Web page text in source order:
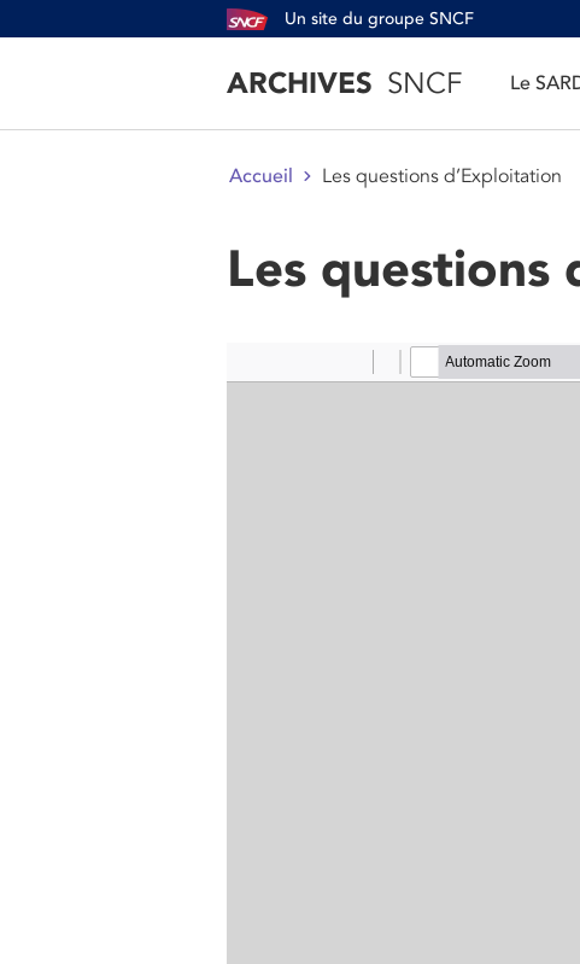
Un site du groupe SNCF
ARCHIVESSNCF Le
Accueil Les questions d’Exploitation
Les questions